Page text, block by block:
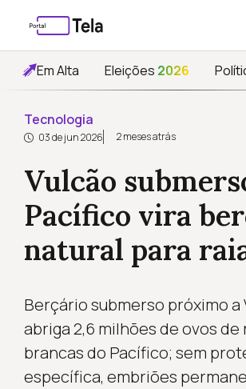
Em Alta Eleições 2026
Tecnologia
03 de jun 2026 2 meses atrás
Vulcão
Pacífico vira
natural para
Berçário submerso próximo a
abriga 2,6 milhões de ovos de
brancas do Pacífico; sem
específica, embriões